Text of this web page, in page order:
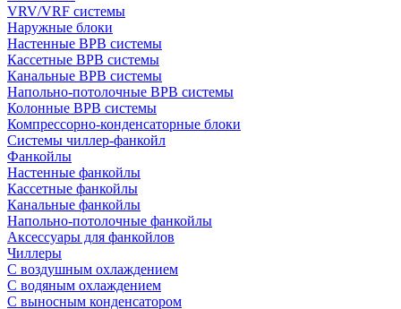
VRV/VRF системы
Наружные блоки
Настенные ВРВ системы
Кассетные ВРВ системы
Канальные ВРВ системы
Напольно-потолочные ВРВ системы
Колонные ВРВ системы
Компрессорно-конденсаторные блоки
Системы чиллер-фанкойл
Фанкойлы
Настенные фанкойлы
Кассетные фанкойлы
Канальные фанкойлы
Напольно-потолочные фанкойлы
Аксессуары для фанкойлов
Чиллеры
С воздушным охлаждением
С водяным охлаждением
С выносным конденсатором